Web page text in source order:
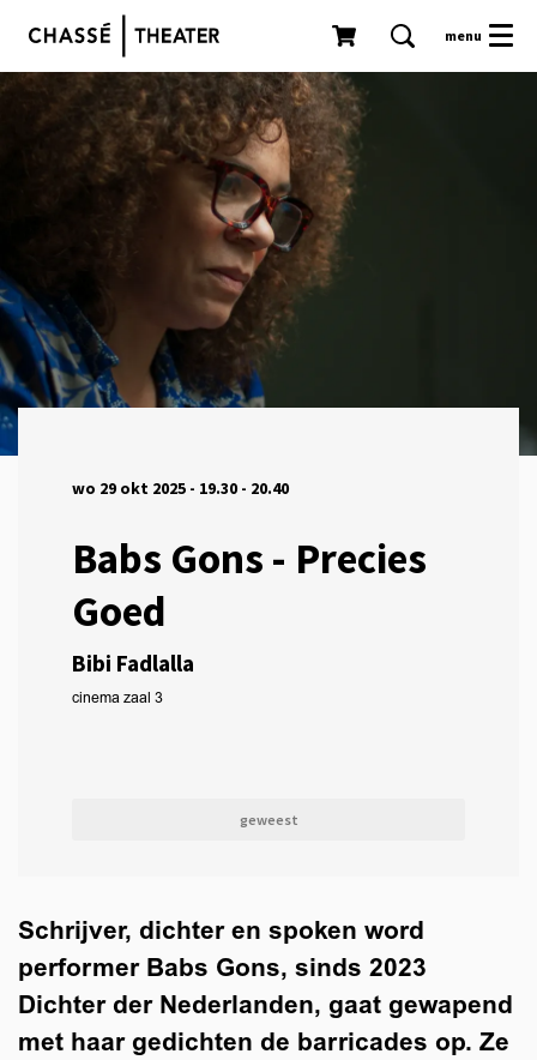
menu
Babs Gons - Precies
Goed
Bibi Fadlalla
wo 29 okt 2025 - 19.30 - 20.40
cinema zaal 3
geweest
Schrijver, dichter en spoken word
performer Babs Gons, sinds 2023
Dichter der Nederlanden, gaat gewapend
met haar gedichten de barricades op. Ze